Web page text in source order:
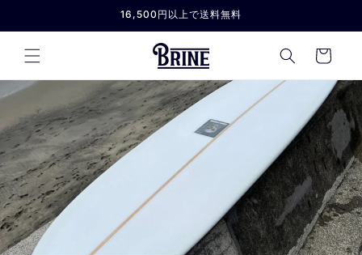
進む
16,500円以上で送料無料
カ
ー